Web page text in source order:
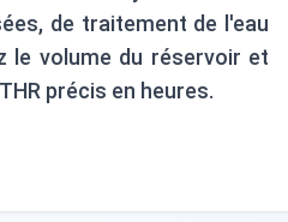
de traitement de l'eau
le volume du réservoir et
précis en heures.